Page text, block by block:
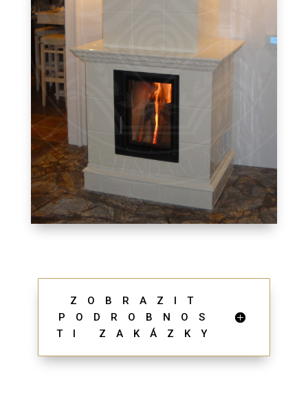
ZOBRAZIT
PODROBNOS
TI ZAKÁZKY